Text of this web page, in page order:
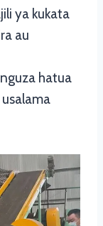
ya kukata
au
hatua